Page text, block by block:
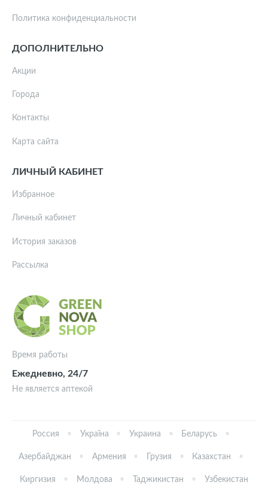
Время работы
Ежедневно, 24/7
Не является аптекой
Политика конфиденциальности
ДОПОЛНИТЕЛЬНО
Акции
Города
Контакты
Карта сайта
ЛИЧНЫЙ КАБИНЕТ
Избранное
Личный кабинет
История заказов
Рассылка
Россия Україна Украина Беларусь
Азербайджан Армения Грузия Казахстан
Киргизия Молдова Таджикистан Узбекистан